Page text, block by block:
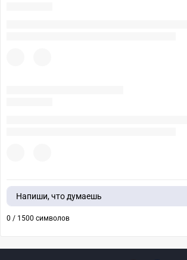
Напиши, что думаешь
0 / 1500 символов